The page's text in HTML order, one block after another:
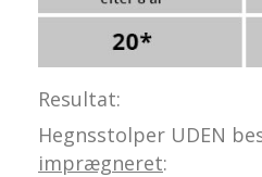
Resultat:
Hegnsstolper UDEN
imprægneret: